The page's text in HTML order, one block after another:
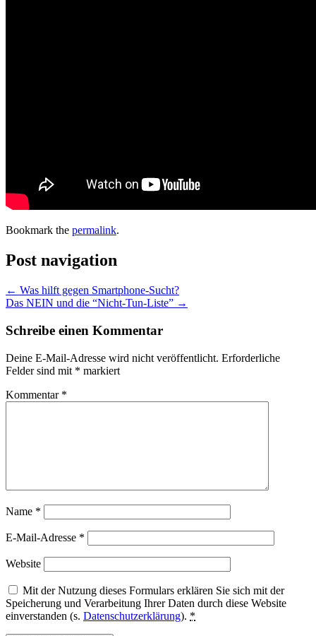
Bookmark the permalink.
Post navigation
← Was hilft gegen Smartphone-Sucht?
Das NEIN und die “Nicht-Tun-Liste” →
Schreibe einen Kommentar
Deine E-Mail-Adresse wird nicht veröffentlicht. Erforderliche
Felder sind mit * markiert
Kommentar *
Name *
E-Mail-Adresse *
Website
Mit der Nutzung dieses Formulars erklären Sie sich mit der
Speicherung und Verarbeitung Ihrer Daten durch diese Website
einverstanden (s. Datenschutzerklärung). *